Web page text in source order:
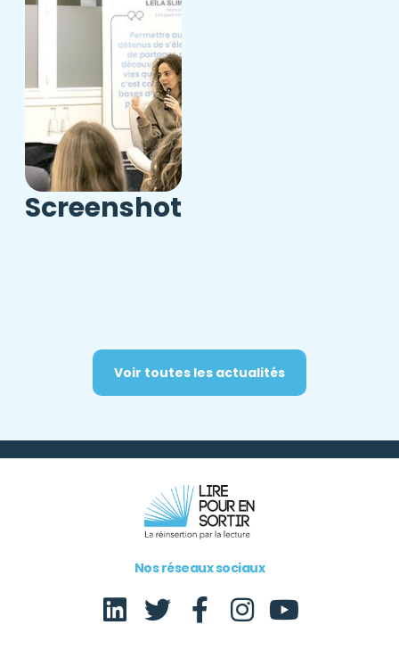
Screenshot
Voir toutes les actualités
Nos réseaux sociaux